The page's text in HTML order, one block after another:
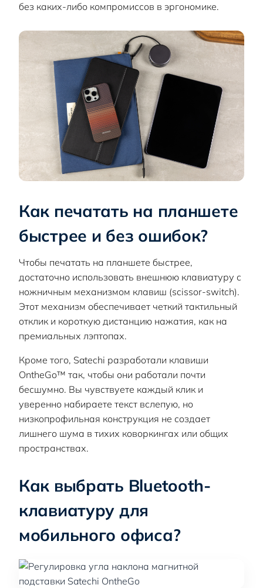
без каких-либо компромиссов в эргономике.
Как печатать на планшете
быстрее и без ошибок?
Чтобы печатать на планшете быстрее,
достаточно использовать внешнюю клавиатуру с
ножничным механизмом клавиш (scissor-switch).
Этот механизм обеспечивает четкий тактильный
отклик и короткую дистанцию нажатия, как на
премиальных лэптопах.
Кроме того, Satechi разработали клавиши
OntheGo™ так, чтобы они работали почти
бесшумно. Вы чувствуете каждый клик и
уверенно набираете текст вслепую, но
низкопрофильная конструкция не создает
лишнего шума в тихих коворкингах или общих
пространствах.
Как выбрать Bluetooth-
клавиатуру для
мобильного офиса?